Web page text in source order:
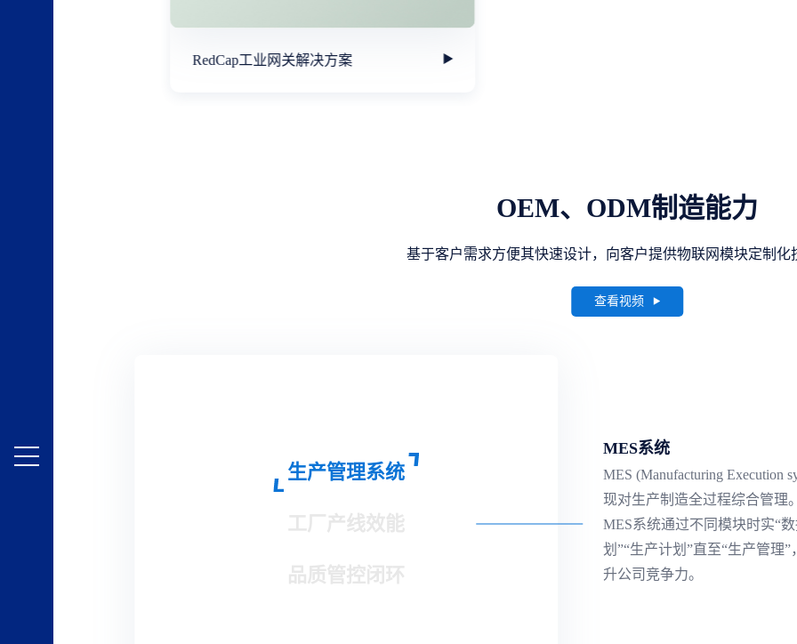
RedCap工业网关解决方案
OEM、ODM制造能力
基于客户需求方便其快速设计，向客户提供物联网模块定制化
查看视频
生产管理系统
MES系统
MES (Manufacturing Execution
现对生产制造全过程综合管理
MES系统通过不同模块时实“
划”“生产计划”直至“生产管理
升公司竞争力。